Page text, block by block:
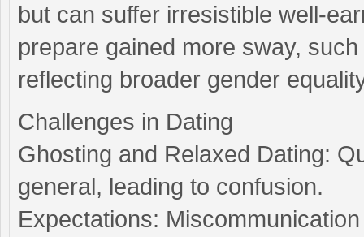
but can suffer irresistible well-
prepare gained more sway,
reflecting broader gender
Challenges in Dating
Ghosting and Relaxed Dating:
general, leading to confusion.
Expectations: